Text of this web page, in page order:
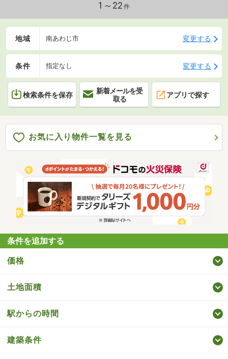
1～22 件
地域 南あわじ市 変更する
条件 指定なし 変更する
検索条件を保存
新着メールを受
取る
アプリで探す
お気に入り物件一覧を見る
条件を追加する
価格
土地面積
駅からの時間
建築条件